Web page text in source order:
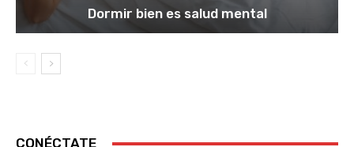
Dormir bien es salud mental
CONÉCTATE